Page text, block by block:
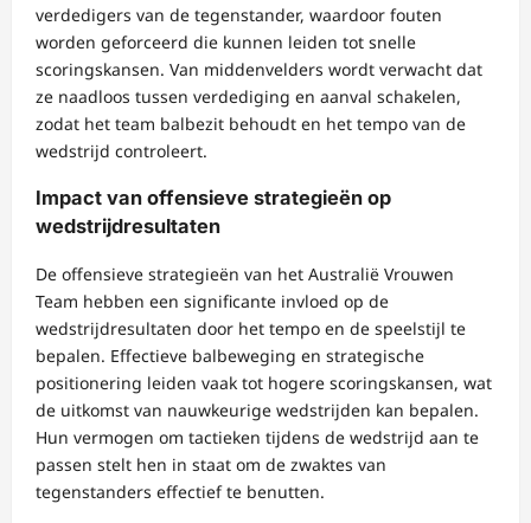
verdedigers van de tegenstander, waardoor fouten
worden geforceerd die kunnen leiden tot snelle
scoringskansen. Van middenvelders wordt verwacht dat
ze naadloos tussen verdediging en aanval schakelen,
zodat het team balbezit behoudt en het tempo van de
wedstrijd controleert.
Impact van offensieve strategieën op
wedstrijdresultaten
De offensieve strategieën van het Australië Vrouwen
Team hebben een significante invloed op de
wedstrijdresultaten door het tempo en de speelstijl te
bepalen. Effectieve balbeweging en strategische
positionering leiden vaak tot hogere scoringskansen, wat
de uitkomst van nauwkeurige wedstrijden kan bepalen.
Hun vermogen om tactieken tijdens de wedstrijd aan te
passen stelt hen in staat om de zwaktes van
tegenstanders effectief te benutten.